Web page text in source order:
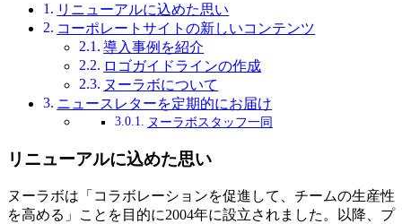
リニューアルに込めた思い
コーポレートサイトの新しいコンテンツ
導入事例を紹介
ロゴガイドラインの作成
ヌーラボについて
ニュースレターを定期的にお届け
ヌーラボスタッフ一同
リニューアルに込めた思い
ヌーラボは「コラボレーションを促進して、チームの生産性
を高める」ことを目的に2004年に設立されました。以降、プ